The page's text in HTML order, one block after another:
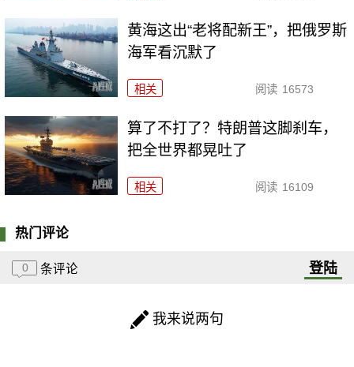
黄海这出“老将配新王”，把俄罗斯
海军看沉默了
相关 阅读 16573
算了不打了？特朗普这脚刹车，
把全世界都晃吐了
相关 阅读 16109
热门评论
0 条评论 登陆
我来说两句